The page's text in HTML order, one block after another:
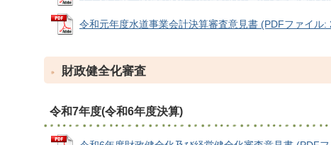
令和元年度水道事業会計決算審査意見書 (PDFファイル:
財政健全化審査
令和7年度(令和6年度決算)